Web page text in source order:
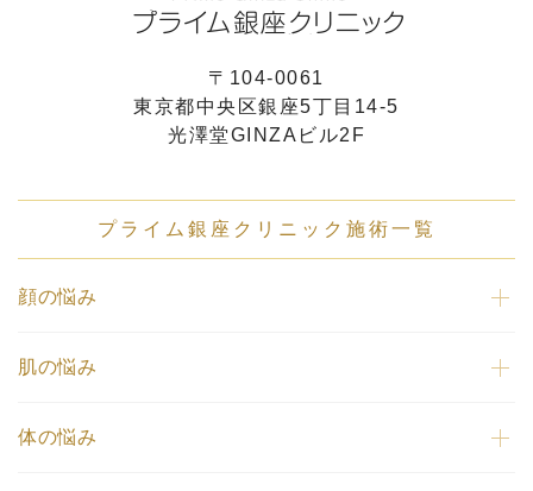
〒104-0061
東京都中央区銀座5丁目14-5
光澤堂GINZAビル2F
プライム銀座クリニック施術一覧
顔の悩み
肌の悩み
体の悩み